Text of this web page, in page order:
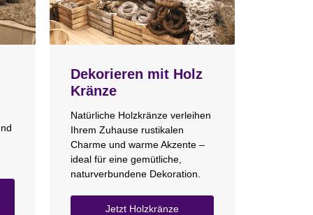
Dekorieren mit Holz
Kränze
Natürliche Holzkränze verleihen
Ihrem Zuhause rustikalen
Charme und warme Akzente –
ideal für eine gemütliche,
naturverbundene Dekoration.
Jetzt Holzkränze